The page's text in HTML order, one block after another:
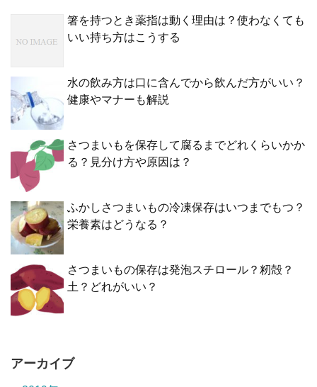
箸を持つとき薬指は動く理由は？使わなくても
いい持ち方はこうする
水の飲み方は口に含んでから飲んだ方がいい？
健康やマナーも解説
さつまいもを保存して腐るまでどれくらいかか
る？見分け方や原因は？
ふかしさつまいもの冷凍保存はいつまでもつ？
栄養素はどうなる？
さつまいもの保存は発泡スチロール？籾殻？
土？どれがいい？
アーカイブ